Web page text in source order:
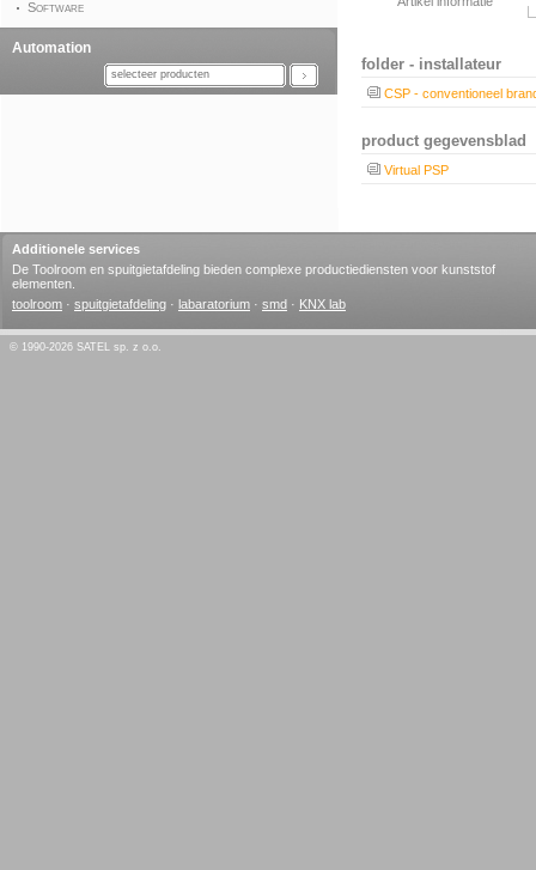
Software
Automation
selecteer producten
folder - installateur
CSP - conventioneel
product gegevensblad
Virtual PSP
Additionele services
De Toolroom en spuitgietafdeling bieden complexe productiediensten voor kunststof
elementen.
toolroom · spuitgietafdeling · labaratorium · smd · KNX lab
© 1990-2026 SATEL sp. z o.o.